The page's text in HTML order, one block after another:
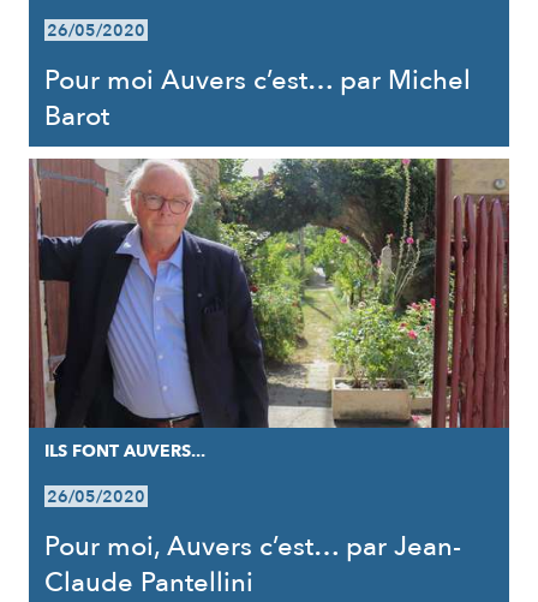
26/05/2020
Pour moi Auvers c’est… par Michel
Barot
ILS FONT AUVERS...
26/05/2020
Pour moi, Auvers c’est… par Jean-
Claude Pantellini